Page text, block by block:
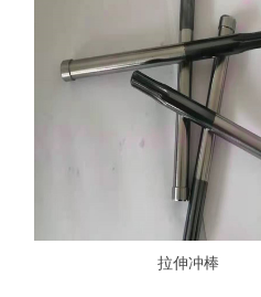
拉伸冲棒